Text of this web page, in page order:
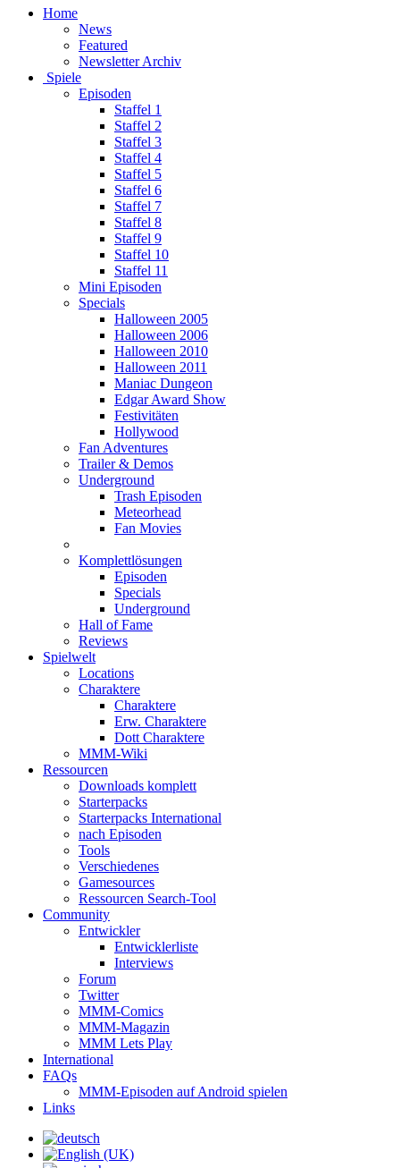
Home
News
Featured
Newsletter Archiv
Spiele
Episoden
Staffel 1
Staffel 2
Staffel 3
Staffel 4
Staffel 5
Staffel 6
Staffel 7
Staffel 8
Staffel 9
Staffel 10
Staffel 11
Mini Episoden
Specials
Halloween 2005
Halloween 2006
Halloween 2010
Halloween 2011
Maniac Dungeon
Edgar Award Show
Festivitäten
Hollywood
Fan Adventures
Trailer & Demos
Underground
Trash Episoden
Meteorhead
Fan Movies
Komplettlösungen
Episoden
Specials
Underground
Hall of Fame
Reviews
Spielwelt
Locations
Charaktere
Charaktere
Erw. Charaktere
Dott Charaktere
MMM-Wiki
Ressourcen
Downloads komplett
Starterpacks
Starterpacks International
nach Episoden
Tools
Verschiedenes
Gamesources
Ressourcen Search-Tool
Community
Entwickler
Entwicklerliste
Interviews
Forum
Twitter
MMM-Comics
MMM-Magazin
MMM Lets Play
International
FAQs
MMM-Episoden auf Android spielen
Links